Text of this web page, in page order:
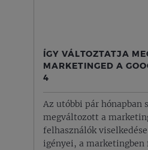
ÍGY VÁLTOZTATJA
MARKETINGED A
4
Az utóbbi pár hónapban
megváltozott a
felhasználók
igényei, a marketingben